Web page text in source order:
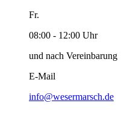
Fr.
08:00 - 12:00 Uhr
und nach Vereinbarung
E-Mail
info@wesermarsch.de